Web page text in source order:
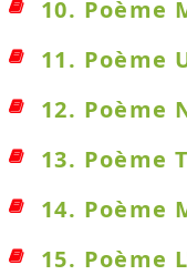
10. Poème
11. Poème
12. Poème
13. Poème
14. Poème
15. Poème